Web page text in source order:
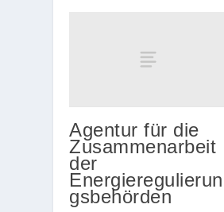
Agentur für die
Zusammenarbeit
der
Energieregulierun
gsbehörden